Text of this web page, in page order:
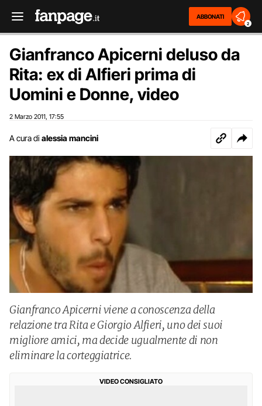
ABBONATI
2
Gianfranco Apicerni deluso da
Rita: ex di Alfieri prima di
Uomini e Donne, video
2 Marzo 2011 17:55
A cura di alessia mancini
Gianfranco Apicerni viene a conoscenza della
relazione tra Rita e Giorgio Alfieri, uno dei suoi
migliore amici, ma decide ugualmente di non
eliminare la corteggiatrice.
VIDEO CONSIGLIATO